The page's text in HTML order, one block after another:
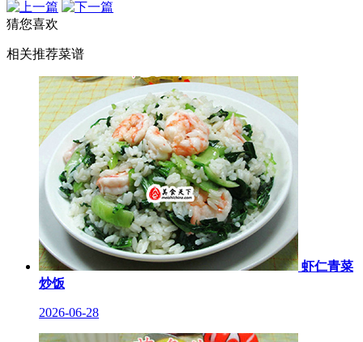
猜您喜欢
相关推荐菜谱
虾仁青菜
炒饭
2026-06-28